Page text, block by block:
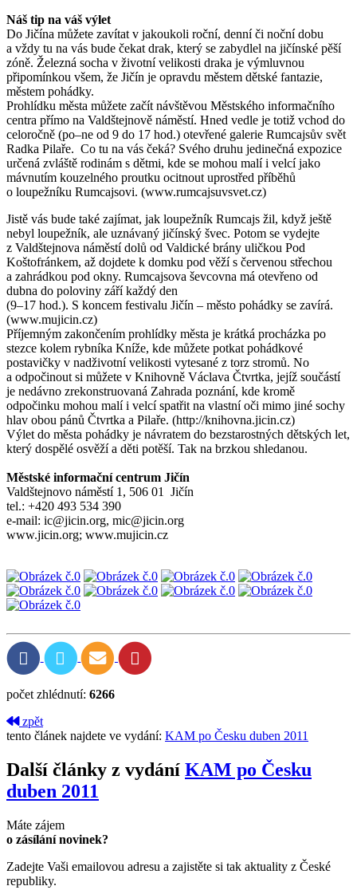
Náš tip na váš výlet
Do Jičína můžete zavítat v jakoukoli roční, denní či noční dobu
a vždy tu na vás bude čekat drak, který se zabydlel na jičínské pěší
zóně. Železná socha v životní velikosti draka je výmluvnou
připomínkou všem, že Jičín je opravdu městem dětské fantazie,
městem pohádky.
Prohlídku města můžete začít návštěvou Městského informačního
centra přímo na Valdštejnově náměstí. Hned vedle je totiž vchod do
celoročně (po–ne od 9 do 17 hod.) otevřené galerie Rumcajsův svět
Radka Pilaře. Co tu na vás čeká? Svého druhu jedinečná expozice
určená zvláště rodinám s dětmi, kde se mohou malí i velcí jako
mávnutím kouzelného proutku ocitnout uprostřed příběhů
o loupežníku Rumcajsovi. (www.rumcajsuvsvet.cz)
Jistě vás bude také zajímat, jak loupežník Rumcajs žil, když ještě
nebyl loupežník, ale uznávaný jičínský švec. Potom se vydejte
z Valdštejnova náměstí dolů od Valdické brány uličkou Pod
Koštofránkem, až dojdete k domku pod věží s červenou střechou
a zahrádkou pod okny. Rumcajsova ševcovna má otevřeno od
dubna do poloviny září každý den
(9–17 hod.). S koncem festivalu Jičín – město pohádky se zavírá.
(www.mujicin.cz)
Příjemným zakončením prohlídky města je krátká procházka po
stezce kolem rybníka Kníže, kde můžete potkat pohádkové
postavičky v nadživotní velikosti vytesané z torz stromů. No
a odpočinout si můžete v Knihovně Václava Čtvrtka, jejíž součástí
je nedávno zrekonstruovaná Zahrada poznání, kde kromě
odpočinku mohou malí i velcí spatřit na vlastní oči mimo jiné sochy
hlav obou pánů Čtvrtka a Pilaře. (http://knihovna.jicin.cz)
Výlet do města pohádky je návratem do bezstarostných dětských let,
který dospělé osvěží a děti potěší. Tak na brzkou shledanou.
Městské informační centrum Jičín
Valdštejnovo náměstí 1, 506 01 Jičín
tel.: +420 493 534 390
e-mail: ic@jicin.org, mic@jicin.org
www.jicin.org; www.mujicin.cz
počet zhlédnutí: 6266
zpět
tento článek najdete ve vydání: KAM po Česku duben 2011
Další články z vydání KAM po Česku
duben 2011
Máte zájem
o zásílání novinek?
Zadejte Vaši emailovou adresu a zajistěte si tak aktuality z České
republiky.